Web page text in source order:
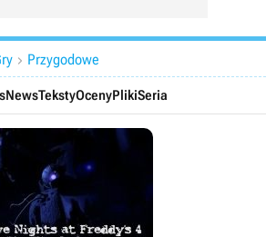
 Przygodowe
NewsTekstyOcenyPlikiSeria